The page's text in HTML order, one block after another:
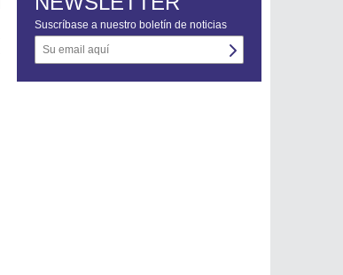
Suscríbase a nuestro boletín de noticias